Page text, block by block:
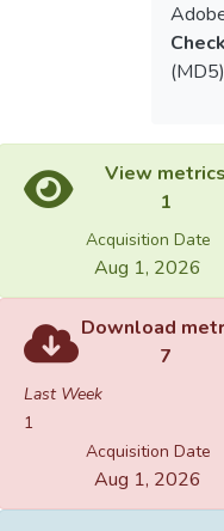
View metrics
1
Acquisition Date
Aug 1, 2026
Download
7
Last Week
1
Acquisition Date
Aug 1, 2026